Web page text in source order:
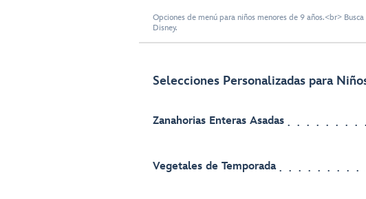
Opciones de menú para niños menores de 9 años.<br>
Disney.
Selecciones Personalizadas para
Zanahorias Enteras Asadas
Vegetales de Temporada